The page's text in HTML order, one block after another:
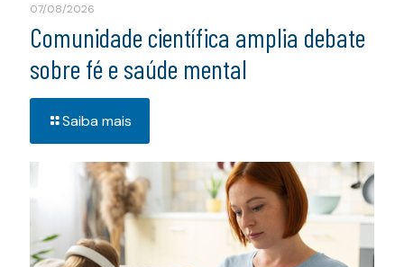
07/08/2026
Comunidade científica amplia debate
sobre fé e saúde mental
Saiba mais